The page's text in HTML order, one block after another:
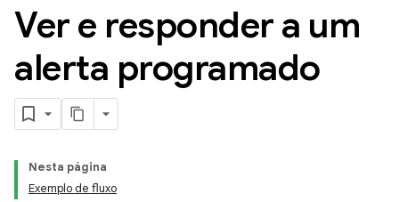
Ver e responder a um
alerta programado
Nesta página
Exemplo de fluxo